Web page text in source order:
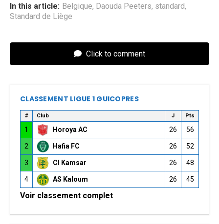
In this article: Belgique, Daouda Peeters, standard,
Standard de Liège
Click to comment
CLASSEMENT LIGUE 1 GUICOPRES
# Club J Pts
1 Horoya AC 26 56
2 Hafia FC 26 52
3 CI Kamsar 26 48
4 AS Kaloum 26 45
Voir classement complet